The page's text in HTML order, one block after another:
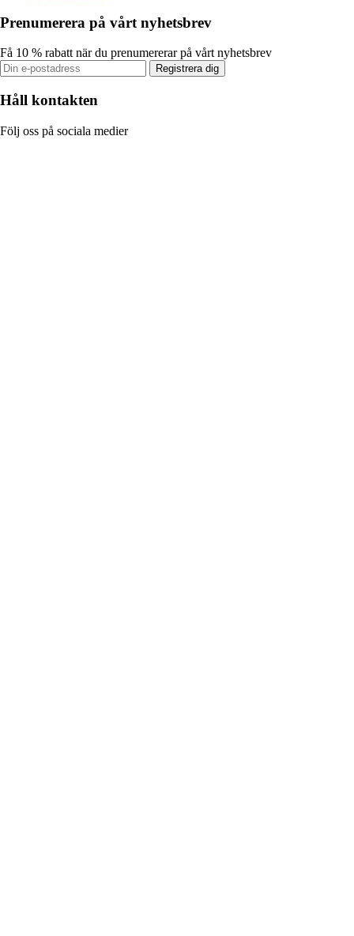
Prenumerera på vårt nyhetsbrev
Få 10 % rabatt när du prenumererar på vårt nyhetsbrev
Registrera dig
Håll kontakten
Följ oss på sociala medier